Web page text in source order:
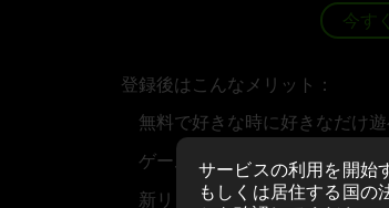
サービスの利用を開始
もしくは居住する国の
今す
登録後はこんなメリット：
無料で好きな時に好きなだけ遊
ゲームの評価＆レビューを投稿
新リリースや大会情報のニュ